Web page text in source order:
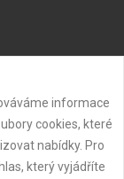
informace
cookies, které
nabídky. Pro
který vyjádříte